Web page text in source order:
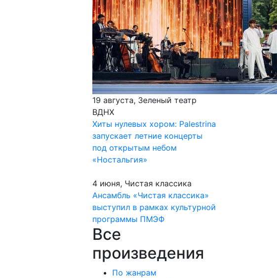
19 августа, Зеленый театр
ВДНХ
Хиты нулевых хором: Palestrina
запускает летние концерты
под открытым небом
«Ностальгия»
4 июня, Чистая классика
Ансамбль «Чистая классика»
выступил в рамках культурной
программы ПМЭФ
Все
произведения
По жанрам